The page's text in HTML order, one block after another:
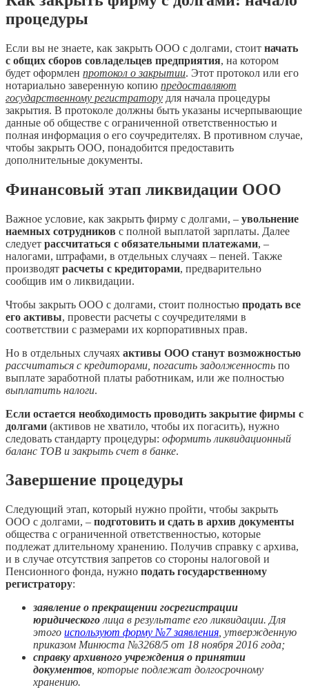
процедуры
Если вы не знаете, как закрыть ООО с долгами, стоит начать
с общих сборов совладельцев предприятия, на котором
будет оформлен протокол о закрытии. Этот протокол или его
нотариально заверенную копию предоставляют
государственному регистратору для начала процедуры
закрытия. В протоколе должны быть указаны исчерпывающие
данные об обществе с ограниченной ответственностью и
полная информация о его соучредителях. В противном случае,
чтобы закрыть ООО, понадобится предоставить
дополнительные документы.
Финансовый этап ликвидации ООО
Важное условие, как закрыть фирму с долгами, – увольнение
наемных сотрудников с полной выплатой зарплаты. Далее
следует рассчитаться с обязательными платежами, –
налогами, штрафами, в отдельных случаях – пеней. Также
производят расчеты с кредиторами, предварительно
сообщив им о ликвидации.
Чтобы закрыть ООО с долгами, стоит полностью продать все
его активы, провести расчеты с соучредителями в
соответствии с размерами их корпоративных прав.
Но в отдельных случаях активы ООО станут возможностью
рассчитаться с кредиторами, погасить задолженность по
выплате заработной платы работникам, или же полностью
выплатить налоги.
Если остается необходимость проводить закрытие фирмы с
долгами (активов не хватило, чтобы их погасить), нужно
следовать стандарту процедуры: оформить ликвидационный
баланс ТОВ и закрыть счет в банке.
Завершение процедуры
Следующий этап, который нужно пройти, чтобы закрыть
ООО с долгами, – подготовить и сдать в архив документы
общества с ограниченной ответственностью, которые
подлежат длительному хранению. Получив справку с архива,
и в случае отсутствия запретов со стороны налоговой и
Пенсионного фонда, нужно подать государственному
регистратору:
заявление о прекращении госрегистрации
юридического лица в результате его ликвидации. Для
этого используют форму №7 заявления , утвержденную
приказом Минюста №3268/5 от 18 ноября 2016 года;
справку архивного учреждения о принятии
документов , которые подлежат долгосрочному
хранению.